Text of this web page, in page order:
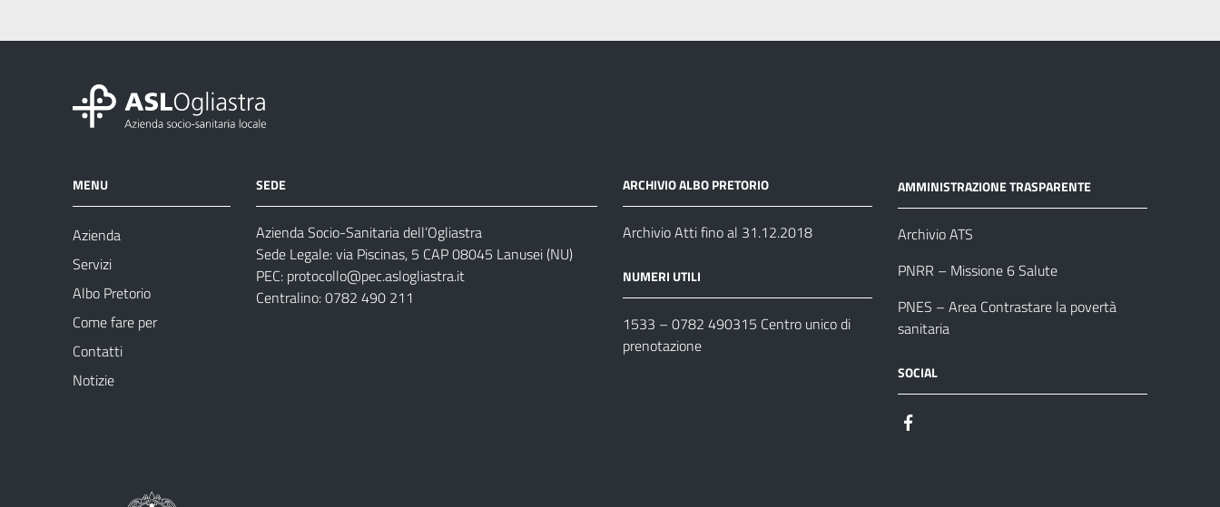
MENU
Azienda
Servizi
Albo Pretorio
Come fare per
Contatti
Notizie
SEDE
Azienda Socio-Sanitaria dell’Ogliastra
Sede Legale: via Piscinas, 5 CAP 08045 Lanusei (NU)
PEC: protocollo@pec.aslogliastra.it
Centralino: 0782 490 211
ARCHIVIO ALBO PRETORIO
Archivio Atti fino al 31.12.2018
NUMERI UTILI
1533 – 0782 490315 Centro unico di
prenotazione
AMMINISTRAZIONE TRASPARENTE
Archivio ATS
PNRR – Missione 6 Salute
PNES – Area Contrastare la povertà
sanitaria
SOCIAL